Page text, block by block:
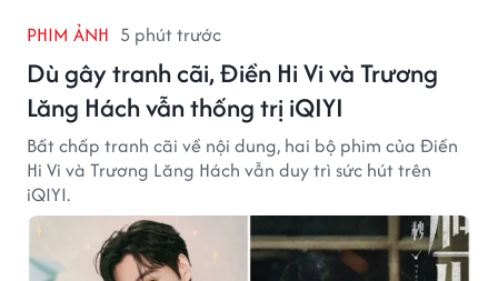
PHIM ẢNH 5 phút trước
Dù gây tranh cãi, Điền Hi Vi và Trương
Lăng Hách vẫn thống trị iQIYI
Bất chấp tranh cãi về nội dung, hai bộ phim của Điền
Hi Vi và Trương Lăng Hách vẫn duy trì sức hút trên
iQIYI.